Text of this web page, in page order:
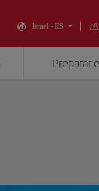
Israel - ES
Preparar